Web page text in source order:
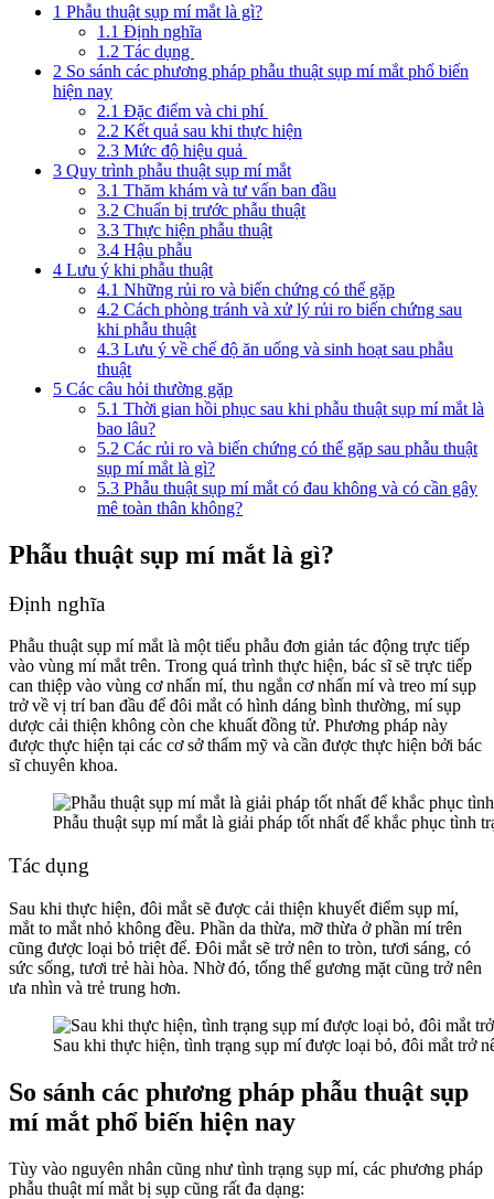
1 Phẫu thuật sụp mí mắt là gì?
1.1 Định nghĩa
1.2 Tác dụng
2 So sánh các phương pháp phẫu thuật sụp mí mắt phổ biến
hiện nay
2.1 Đặc điểm và chi phí
2.2 Kết quả sau khi thực hiện
2.3 Mức độ hiệu quả
3 Quy trình phẫu thuật sụp mí mắt
3.1 Thăm khám và tư vấn ban đầu
3.2 Chuẩn bị trước phẫu thuật
3.3 Thực hiện phẫu thuật
3.4 Hậu phẫu
4 Lưu ý khi phẫu thuật
4.1 Những rủi ro và biến chứng có thể gặp
4.2 Cách phòng tránh và xử lý rủi ro biến chứng sau
khi phẫu thuật
4.3 Lưu ý về chế độ ăn uống và sinh hoạt sau phẫu
thuật
5 Các câu hỏi thường gặp
5.1 Thời gian hồi phục sau khi phẫu thuật sụp mí mắt là
bao lâu?
5.2 Các rủi ro và biến chứng có thể gặp sau phẫu thuật
sụp mí mắt là gì?
5.3 Phẫu thuật sụp mí mắt có đau không và có cần gây
mê toàn thân không?
Phẫu thuật sụp mí mắt là gì?
Định nghĩa
Phẫu thuật sụp mí mắt là một tiểu phẫu đơn giản tác động trực tiếp
vào vùng mí mắt trên. Trong quá trình thực hiện, bác sĩ sẽ trực tiếp
can thiệp vào vùng cơ nhấn mí, thu ngắn cơ nhấn mí và treo mí sụp
trở về vị trí ban đầu để đôi mắt có hình dáng bình thường, mí sụp
dược cải thiện không còn che khuất đồng tử. Phương pháp này
được thực hiện tại các cơ sở thẩm mỹ và cần được thực hiện bởi bác
sĩ chuyên khoa.
Phẫu thuật sụp mí mắt là giải pháp tốt nhất để khắc phục tình
Tác dụng
Sau khi thực hiện, đôi mắt sẽ được cải thiện khuyết điểm sụp mí,
mắt to mắt nhỏ không đều. Phần da thừa, mỡ thừa ở phần mí trên
cũng được loại bỏ triệt để. Đôi mắt sẽ trở nên to tròn, tươi sáng, có
sức sống, tươi trẻ hài hòa. Nhờ đó, tổng thể gương mặt cũng trở nên
ưa nhìn và trẻ trung hơn.
Sau khi thực hiện, tình trạng sụp mí được loại bỏ, đôi mắt trở
So sánh các phương pháp phẫu thuật sụp
mí mắt phổ biến hiện nay
Tùy vào nguyên nhân cũng như tình trạng sụp mí, các phương pháp
phẫu thuật mí mắt bị sụp cũng rất đa dạng: